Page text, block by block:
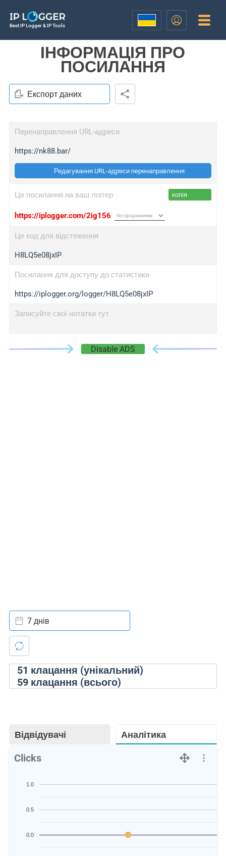
Best IP Logger & IP Tools
ІНФОРМАЦІЯ ПРО
ПОСИЛАННЯ
Експорт даних
Перенаправлення URL-адреси
https://nk88.bar/
Редагування URL-адреси перенаправлення
Це посилання на ваш логгер копія
https://iplogger.com/2ig156
Це код для відстеження
H8LQ5e08jxIP
Посилання для доступу до статистики
https://iplogger.org/logger/H8LQ5e08jxIP
Записуйте свої нотатки тут
Disable ADS
51 клацання (унікальний)
59клацання (всього)
7 днів
Відвідувачі Аналітика
Clicks
0.0
0.5
1.0